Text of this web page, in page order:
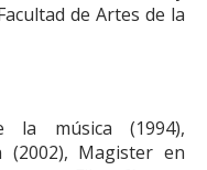
de Artes de la
la música (1994),
(2002), Magister en